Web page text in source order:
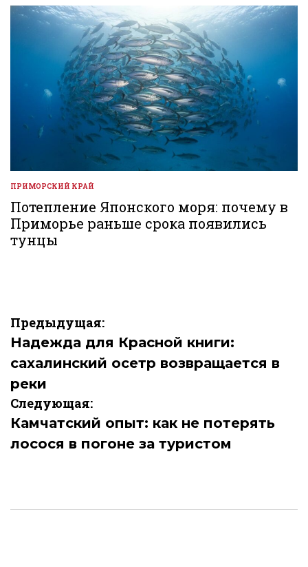
ОПУБЛИКОВАНО
В
ПРИМОРСКИЙ КРАЙ
Потепление Японского моря: почему в
Приморье раньше срока появились
тунцы
Навигация
по
записям
Предыдущая:
Надежда для Красной книги:
сахалинский осетр возвращается в
реки
Следующая:
Камчатский опыт: как не потерять
лосося в погоне за туристом